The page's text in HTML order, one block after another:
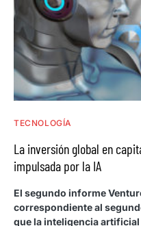
TECNOLOGÍA
La inversión global en
impulsada por la IA
El segundo informe
correspondiente al
que la inteligencia